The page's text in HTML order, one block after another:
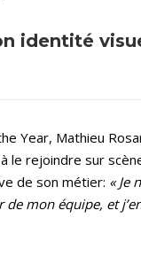
identité
Year, Mathieu
le rejoindre sur
de son métier: « Je
mon équipe, et